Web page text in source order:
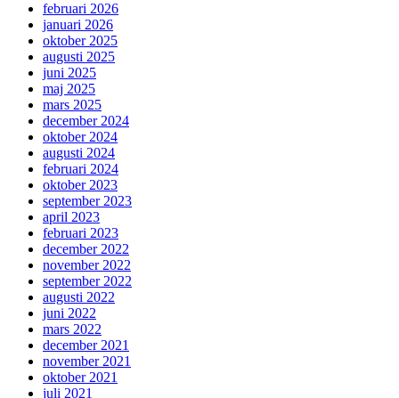
februari 2026
januari 2026
oktober 2025
augusti 2025
juni 2025
maj 2025
mars 2025
december 2024
oktober 2024
augusti 2024
februari 2024
oktober 2023
september 2023
april 2023
februari 2023
december 2022
november 2022
september 2022
augusti 2022
juni 2022
mars 2022
december 2021
november 2021
oktober 2021
juli 2021